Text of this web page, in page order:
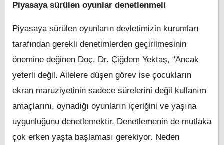
Piyasaya sürülen oyunlar denetlenmeli
Piyasaya sürülen oyunların devletimizin kurumları
tarafından gerekli denetimlerden geçirilmesinin
önemine değinen Doç. Dr. Çiğdem Yektaş, “Ancak
yeterli değil. Ailelere düşen görev ise çocukların
ekran maruziyetinin sadece sürelerini değil kullanım
amaçlarını, oynadığı oyunların içeriğini ve yaşına
uygunluğunu denetlemektir. Denetlemenin de mutlaka
çok erken yaşta başlaması gerekiyor. Neden